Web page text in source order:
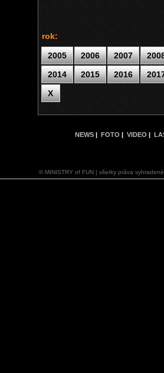
rok:
2005 2006 2007
2014
2015 2016
X
NEWS | FOTO | VIDEO |
© MINISTRY of FUN | všetky práva